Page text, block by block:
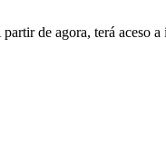
de agora, terá aceso